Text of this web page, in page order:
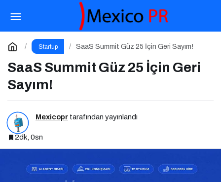
Startup SaaS Summit Güz 25 İçin Geri Sayım!
SaaS Summit Güz 25 İçin Geri
Sayım!
Mexicopr tarafından yayınlandı
2dk, 0sn
Proje Yönetim Zirvesi 2025 İçin Geri Sayım!
Yorum Yap